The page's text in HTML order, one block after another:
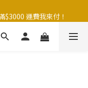
$3000 運費我來付！
$3000 運費我來付！
領取$50購物金
運費我來付！